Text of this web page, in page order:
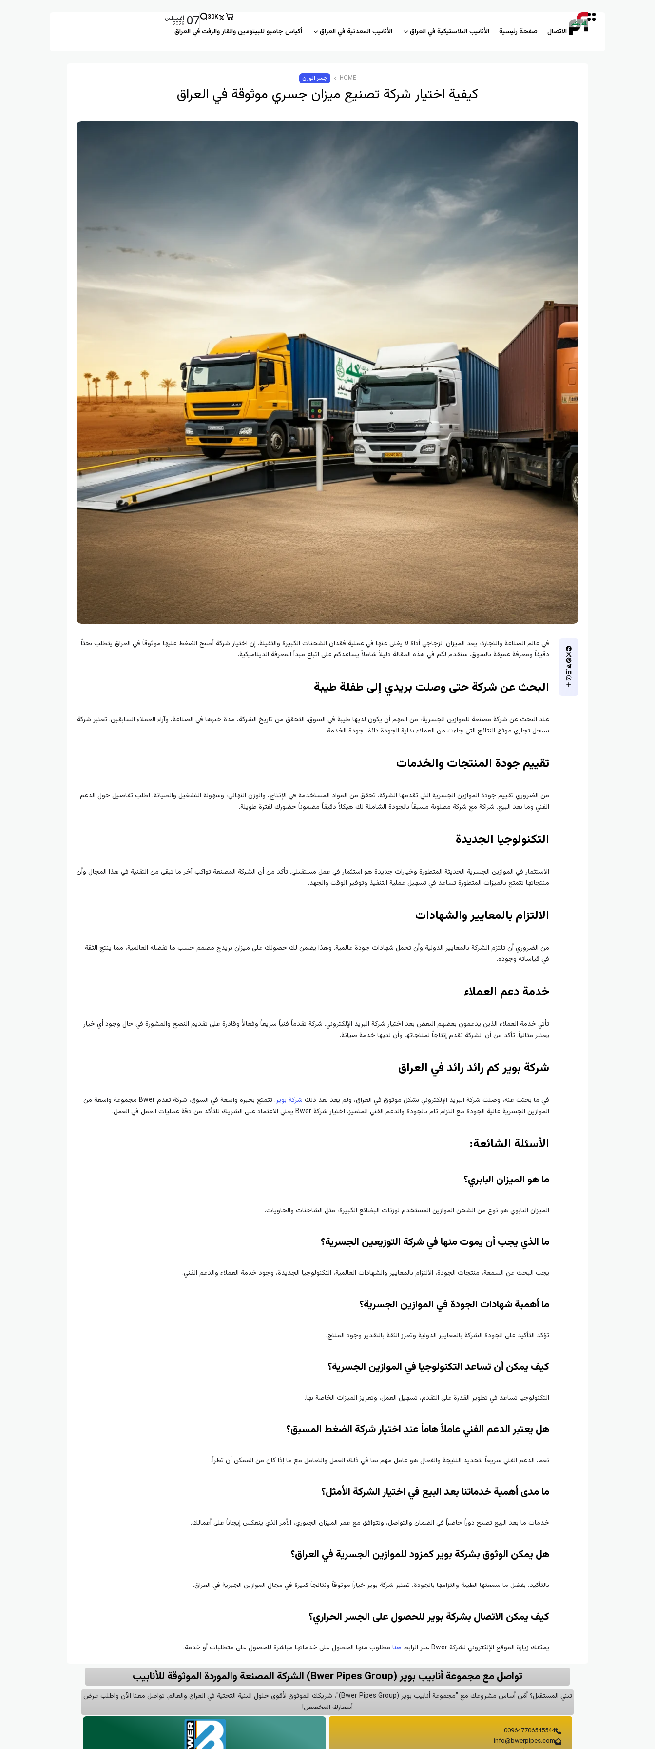
الاتصال صفحة رئيسية الأنابيب البلاستيكية في العراق الأنابيب المعدنية في العراق أكياس جامبو للبيتومين والقار والزفت في العراق
30K
07 أغسطس
2026
HOME جسر الوزن
كيفية اختيار شركة تصنيع ميزان جسري موثوقة في العراق
في عالم الصناعة والتجارة، يعد الميزان الزجاجي أداة لا يغنى عنها في عملية فقدان الشحنات الكبيرة والثقيلة. إن اختيار شركة أصبح الضغط عليها موثوقاً في العراق يتطلب بحثاً
دقيقاً ومعرفة عميقة بالسوق. سنقدم لكم في هذه المقالة دليلاً شاملاً يساعدكم على اتباع مبدأ المعرفة الديناميكية.
البحث عن شركة حتى وصلت بريدي إلى طفلة طيبة
عند البحث عن شركة مصنعة للموازين الجسرية، من المهم أن يكون لديها طيبة في السوق. التحقق من تاريخ الشركة، مدة خبرها في الصناعة، وآراء العملاء السابقين. تعتبر شركة
بسجل تجاري موثق النتائج التي جاءت من العملاء بداية الجودة دائمًا جودة الخدمة.
تقييم جودة المنتجات والخدمات
من الضروري تقييم جودة الموازين الجسرية التي تقدمها الشركة. تحقق من المواد المستخدمة في الإنتاج، والوزن النهائي، وسهولة التشغيل والصيانة. اطلب تفاصيل حول الدعم
الفني وما بعد البيع. شراكة مع شركة مطلوبة مسبقاً بالجودة الشاملة لك هيكلاً دقيقاً مضموناً حضورك لفترة طويلة.
التكنولوجيا الجديدة
الاستثمار في الموازين الجسرية الحديثة المتطورة وخيارات جديدة هو استثمار في عمل مستقبلي. تأكد من أن الشركة المصنعة تواكب آخر ما تبقى من التقنية في هذا المجال وأن
منتجاتها تتمتع بالميزات المتطورة تساعد في تسهيل عملية التنفيذ وتوفير الوقت والجهد.
الالتزام بالمعايير والشهادات
من الضروري أن تلتزم الشركة بالمعايير الدولية وأن تحمل شهادات جودة عالمية. وهذا يضمن لك حصولك على ميزان بريدج مصمم حسب ما تفضله العالمية، مما ينتج الثقة
في قياساته وجوده.
خدمة دعم العملاء
تأتي خدمة العملاء الذين يدعمون بعضهم البعض بعد اختيار شركة البريد الإلكتروني. شركة تقدماً فنياً سريعاً وفعالاً وقادرة على تقديم النصح والمشورة في حال وجود أي خيار
يعتبر مثالياً. تأكد من أن الشركة تقدم إنتاجاً لمنتجاتها وأن لديها خدمة صيانة.
شركة بوير كم رائد رائد في العراق
في ما بحثت عنه، وصلت شركة البريد الإلكتروني بشكل موثوق في العراق، ولم يعد بعد ذلك شركة بوير
. تتمتع بخبرة واسعة في السوق، شركة تقدم Bwer مجموعة واسعة من
الموازين الجسرية عالية الجودة مع التزام تام بالجودة والدعم الفني المتميز. اختيار شركة Bwer يعني الاعتماد على الشريك للتأكد من دقة عمليات العمل في العمل.
الأسئلة الشائعة:
ما هو الميزان البابري؟
الميزان البابوي هو نوع من الشحن الموازين المستخدم لوزنات البضائع الكبيرة، مثل الشاحنات والحاويات.
ما الذي يجب أن يموت منها في شركة التوزيعين الجسرية؟
يجب البحث عن السمعة، منتجات الجودة، الالتزام بالمعايير والشهادات العالمية، التكنولوجيا الجديدة، وجود خدمة العملاء والدعم الفني.
ما أهمية شهادات الجودة في الموازين الجسرية؟
تؤكد التأكيد على الجودة الشركة بالمعايير الدولية وتعزز الثقة بالتقدير وجود المنتج.
كيف يمكن أن تساعد التكنولوجيا في الموازين الجسرية؟
التكنولوجيا تساعد في تطوير القدرة على التقدم، تسهيل العمل، وتعزيز الميزات الخاصة بها.
هل يعتبر الدعم الفني عاملاً هاماً عند اختيار شركة الضغط المسبق؟
نعم، الدعم الفني سريعاً لتحديد النتيجة والفعال هو عامل مهم بما في ذلك العمل والتعامل مع ما إذا كان من الممكن أن تطرأ.
ما مدى أهمية خدماتنا بعد البيع في اختيار الشركة الأمثل؟
خدمات ما بعد البيع تصبح دوراً حاضراً في الضمان والتواصل، وتتوافق مع عمر الميزان الجبوري، الأمر الذي ينعكس إيجاباً على أعمالك.
هل يمكن الوثوق بشركة بوير كمزود للموازين الجسرية في العراق؟
بالتأكيد، بفضل ما سمعتها الطيبة والتزامها بالجودة، تعتبر شركة بوير خياراً موثوقاً ونتائجاً كبيرة في مجال الموازين الجبرية في العراق.
كيف يمكن الاتصال بشركة بوير للحصول على الجسر الحراري؟
يمكنك زيارة الموقع الإلكتروني لشركة Bwer عبر الرابط هنا مطلوب منها الحصول على خدماتها مباشرة للحصول على متطلبات أو خدمة.
تواصل مع مجموعة أنابيب بوير (Bwer Pipes Group) الشركة المصنعة والموردة الموثوقة للأنابيب
تبني المستقبل؟ أمّن أساس مشروعك مع "مجموعة أنابيب بوير (Bwer Pipes Group)"، شريكك الموثوق لأقوى حلول البنية التحتية في العراق والعالم. تواصل معنا الآن واطلب عرض
أسعارك المخصص!
009647706545544
info@bwerpipes.com